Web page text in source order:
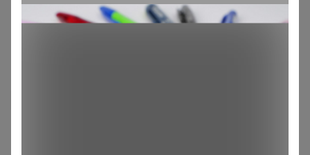
Регистрация